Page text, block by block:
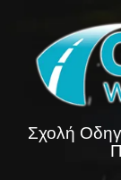
content
Σχολή